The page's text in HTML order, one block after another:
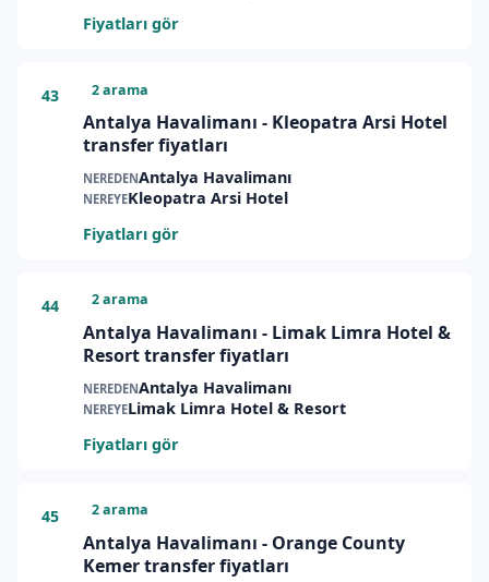
Fiyatları gör
43 2 arama
Antalya Havalimanı - Kleopatra Arsi Hotel
transfer fiyatları
NEREDENAntalya Havalimanı
NEREYEKleopatra Arsi Hotel
Fiyatları gör
44 2 arama
Antalya Havalimanı - Limak Limra Hotel &
Resort transfer fiyatları
NEREDENAntalya Havalimanı
NEREYELimak Limra Hotel & Resort
Fiyatları gör
45 2 arama
Antalya Havalimanı - Orange County
Kemer transfer fiyatları